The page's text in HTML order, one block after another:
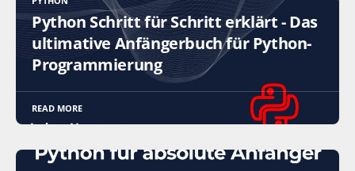
Python Schritt für Schritt erklärt - Das
ultimative Anfängerbuch für Python-
Programmierung
READ MORE